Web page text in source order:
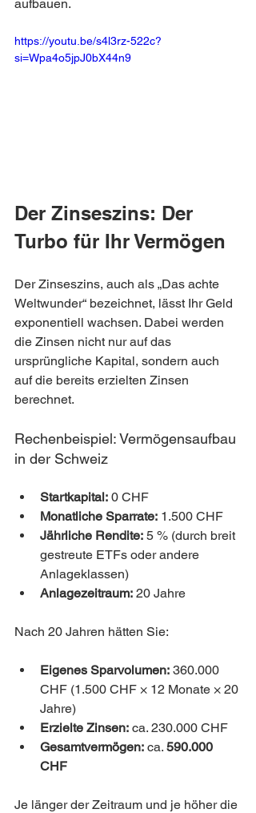
aufbauen.
https://youtu.be/s4l3rz-522c?
si=Wpa4o5jpJ0bX44n9
Der Zinseszins: Der
Turbo für Ihr Vermögen
Der Zinseszins, auch als „Das achte
Weltwunder“ bezeichnet, lässt Ihr Geld
exponentiell wachsen. Dabei werden
die Zinsen nicht nur auf das
ursprüngliche Kapital, sondern auch
auf die bereits erzielten Zinsen
berechnet.
Rechenbeispiel: Vermögensaufbau
in der Schweiz
Startkapital: 0 CHF
Monatliche Sparrate: 1.500 CHF
Jährliche Rendite: 5 % (durch breit
gestreute ETFs oder andere
Anlageklassen)
Anlagezeitraum: 20 Jahre
Nach 20 Jahren hätten Sie:
Eigenes Sparvolumen: 360.000
CHF (1.500 CHF × 12 Monate × 20
Jahre)
Erzielte Zinsen: ca. 230.000 CHF
Gesamtvermögen: ca. 590.000
CHF
Je länger der Zeitraum und je höher die